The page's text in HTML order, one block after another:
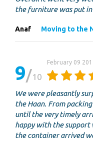
the furniture was put in
Anaf Moving to the
9 10
February 09
We were pleasantly
the Haan. From
until the very timely
happy with the support
the container arrived